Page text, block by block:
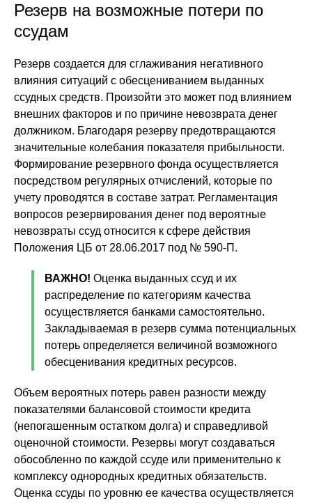
Резерв на возможные потери по
ссудам
Резерв создается для сглаживания негативного
влияния ситуаций с обесцениванием выданных
ссудных средств. Произойти это может под влиянием
внешних факторов и по причине невозврата денег
должником. Благодаря резерву предотвращаются
значительные колебания показателя прибыльности.
Формирование резервного фонда осуществляется
посредством регулярных отчислений, которые по
учету проводятся в составе затрат. Регламентация
вопросов резервирования денег под вероятные
невозвраты ссуд относится к сфере действия
Положения ЦБ от 28.06.2017 под № 590-П.
ВАЖНО! Оценка выданных ссуд и их
распределение по категориям качества
осуществляется банками самостоятельно.
Закладываемая в резерв сумма потенциальных
потерь определяется величиной возможного
обесценивания кредитных ресурсов.
Объем вероятных потерь равен разности между
показателями балансовой стоимости кредита
(непогашенным остатком долга) и справедливой
оценочной стоимости. Резервы могут создаваться
обособленно по каждой ссуде или применительно к
комплексу однородных кредитных обязательств.
Оценка ссуды по уровню ее качества осуществляется